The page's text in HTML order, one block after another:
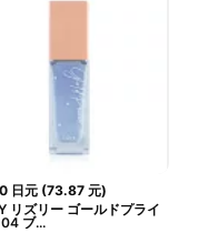
日元 (73.87 元)
リズリー ゴールドプライ
ブ...